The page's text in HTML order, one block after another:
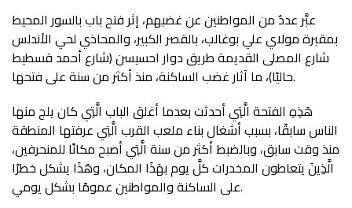
عبَّر عددٌ من المواطنين عن غضبهم، إثر فتح باب بالسور المحيط
بمقبرة مولاي علي بوغالب، بالقصر الكبير، والمحاذي لحي الأندلس
شارع المصلى القديمة طريق دوار احسيسن (شارع أحمد قسطيط
حاليًا)، ما آثار غضب الساكنة، منذ أكثر من سنة على فتحها.
هَذِهِ الفتحة الَّتِي أحدثت بعدما أغلق الباب الَّتِي كان يلج منها
الناس سابقًا، بسبب أشغال بناء ملعب القرب الَّتِي عرفتها المنطقة
منذ وقت سابق، وبالضبط أكثر من سنة الَّتِي أصبح مكانًا للمنحرفين،
الَّذِينَ يتعاطون المخدرات كلَّ يوم بهَذَا المكان، وهَذَا يشكل خطرًا
على الساكنة والمواطنين عمومًا بشكل يومي.